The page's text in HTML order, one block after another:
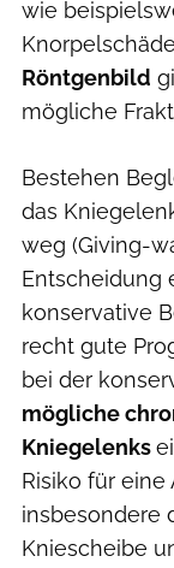
wie
Röntgenbild
mögliche
Bestehen
das
weg (Giving-
Entscheidung
konservative
recht gute
bei der
mögliche
Kniegelenks
Risiko für eine
insbesondere
Kniescheibe